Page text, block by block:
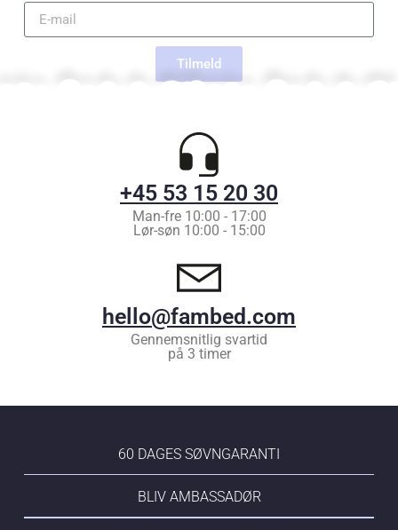
Tilmeld
+45 53 15 20 30
Man-fre 10:00 - 17:00
Lør-søn 10:00 - 15:00
hello@fambed.com
Gennemsnitlig svartid
på 3 timer
60 DAGES SØVNGARANTI
BLIV AMBASSADØR